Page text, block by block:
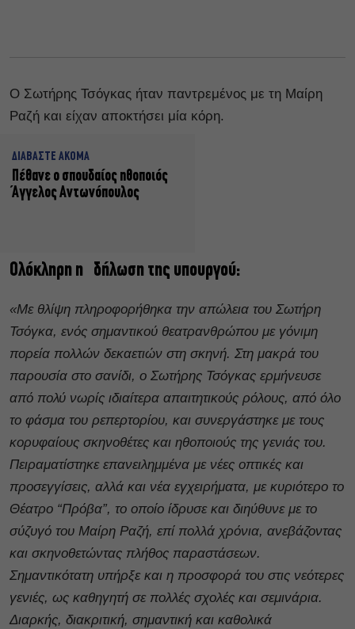
Ο Σωτήρης Τσόγκας ήταν παντρεμένος με τη Μαίρη
Ραζή και είχαν αποκτήσει μία κόρη.
ΔΙΑΒΑΣΤΕ ΑΚΟΜΑ
Πέθανε ο σπουδαίος ηθοποιός
Άγγελος Αντωνόπουλος
Ολόκληρη η δήλωση της υπουργού:
«Με θλίψη πληροφορήθηκα την απώλεια του Σωτήρη
Τσόγκα, ενός σημαντικού θεατρανθρώπου με γόνιμη
πορεία πολλών δεκαετιών στη σκηνή. Στη μακρά του
παρουσία στο σανίδι, ο Σωτήρης Τσόγκας ερμήνευσε
από πολύ νωρίς ιδιαίτερα απαιτητικούς ρόλους, από όλο
το φάσμα του ρεπερτορίου, και συνεργάστηκε με τους
κορυφαίους σκηνοθέτες και ηθοποιούς της γενιάς του.
Πειραματίστηκε επανειλημμένα με νέες οπτικές και
προσεγγίσεις, αλλά και νέα εγχειρήματα, με κυριότερο το
Θέατρο “Πρόβα”, το οποίο ίδρυσε και διηύθυνε με το
σύζυγό του Μαίρη Ραζή, επί πολλά χρόνια, ανεβάζοντας
και σκηνοθετώντας πλήθος παραστάσεων.
Σημαντικότατη υπήρξε και η προσφορά του στις νεότερες
γενιές, ως καθηγητή σε πολλές σχολές και σεμινάρια.
Διαρκής, διακριτική, σημαντική και καθολικά